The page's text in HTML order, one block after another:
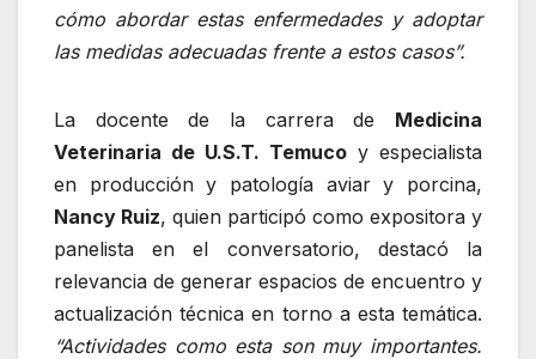
cómo abordar estas enfermedades y adoptar
las medidas adecuadas frente a estos casos”.
La docente de la carrera de Medicina
Veterinaria de U.S.T. Temuco y especialista
en producción y patología aviar y porcina,
Nancy Ruiz, quien participó como expositora y
panelista en el conversatorio, destacó la
relevancia de generar espacios de encuentro y
actualización técnica en torno a esta temática.
“Actividades como esta son muy importantes.